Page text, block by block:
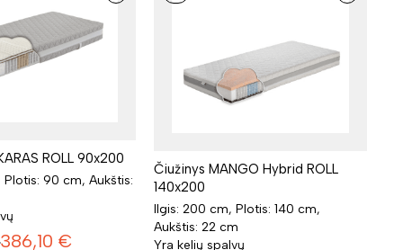
ROLL 90x200
90 cm, Aukštis:
386,10 €
Čiužinys MANGO Hybrid ROLL
140x200
Ilgis: 200 cm, Plotis: 140 cm,
Aukštis: 22 cm
Yra kelių spalvų